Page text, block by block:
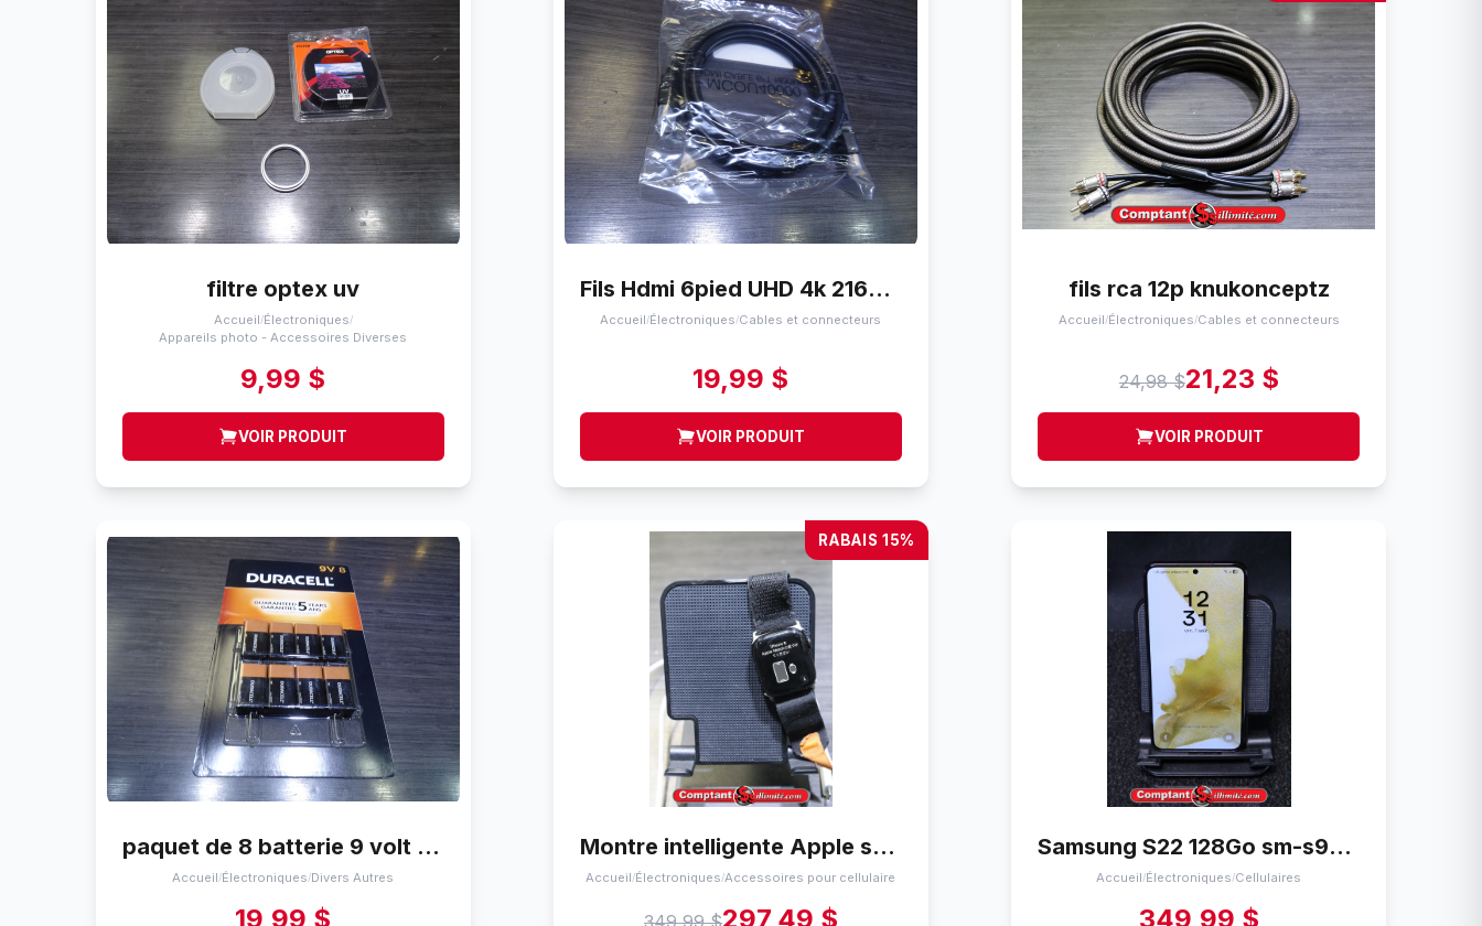
filtre optex uv
Accueil/Électroniques/
Appareils photo - Accessoires Diverses
9,99 $
VOIR PRODUIT
Fils Hdmi 6pied UHD 4k 2160p UST MCOU40000
Accueil/Électroniques/Cables et connecteurs
19,99 $
VOIR PRODUIT
fils rca 12p knukonceptz
Accueil/Électroniques/Cables et connecteurs
24,98 $21,23 $
VOIR PRODUIT
paquet de 8 batterie 9 volt duracell mars 2027
Accueil/Électroniques/Divers Autres
19,99 $
RABAIS 15%
Montre intelligente Apple series 10 - a2997
Accueil/Électroniques/Accessoires pour cellulaire
349,99 $297,49 $
Samsung S22 128Go sm-s901w
Accueil/Électroniques/Cellulaires
349,99 $